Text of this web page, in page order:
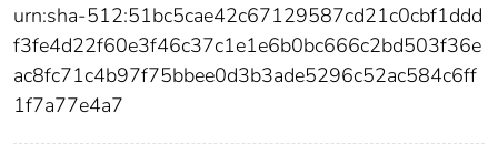
urn:sha-512:51bc5cae42c67129587cd21c0cbf1ddd
f3fe4d22f60e3f46c37c1e1e6b0bc666c2bd503f36e
ac8fc71c4b97f75bbee0d3b3ade5296c52ac584c6ff
1f7a77e4a7